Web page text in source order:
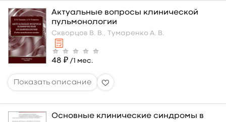
Актуальные вопросы клинической
пульмонологии
Скворцов В. В., Тумаренко А. В.
48 ₽ /1 мес.
Основные клинические синдромы в